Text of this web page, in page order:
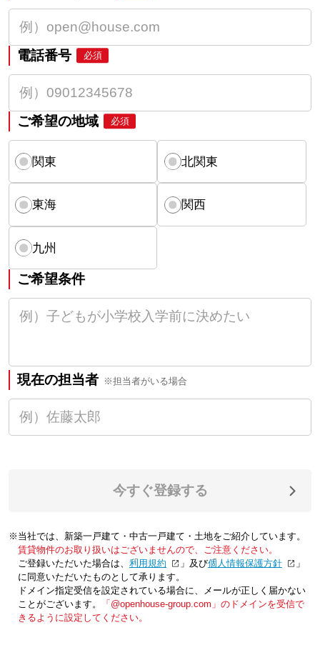
電話番号 必須
ご希望の地域 必須
関東 北関東
東海 関西
九州
ご希望条件
現在の担当者 ※担当者がいる場合
今すぐ登録する
※当社では、新築一戸建て・中古一戸建て・土地をご紹介しています。
賃貸物件のお取り扱いはございませんので、ご注意ください。
ご登録いただいた場合は、「利用規約 」及び「個人情報保護方針
」
に同意いただいたものとして承ります。
ドメイン指定受信を設定されている場合に、メールが正しく届かない
ことがございます。
「@openhouse-group.com」のドメインを受信で
きるように設定してください。